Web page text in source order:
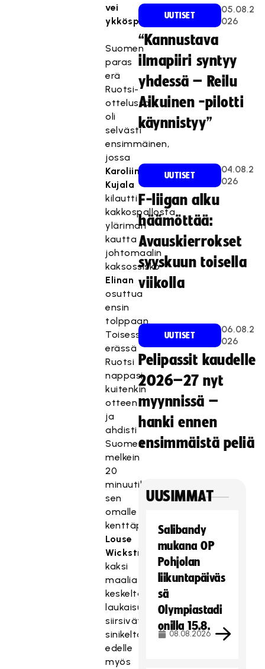
vei
ykköspaikan.
Suomen
paras
erä
Ruotsi-
ottelussa
oli
selvästi
ensimmäinen,
jossa
Karoliina
Kujala
kilautti
kakkospallosta
yläriman
kautta
johtomaalin
kaksossisko
Elinan
osuttua
ensin
tolppaan.
Toisessa
erässä
Ruotsi
nappasi
kuitenkin
otteen
ja
ahdisti
Suomen
melkein
20
minuutiksi
sen
omalle
kenttäpuoliskolle.
Louse
Wickströmin
kaksi
maalia
keskeltä
laukaisusektoria
siirsivät
sinikeltaiset
edelle
myös
UUTISET
05.08.2
026
“Kannustava
ilmapiiri syntyy
yhdessä – Reilu
Aikuinen -pilotti
käynnistyy”
UUTISET
04.08.2
026
F-liigan alku
häämöttää:
Avauskierrokset
syyskuun toisella
viikolla
UUTISET
06.08.2
026
Pelipassit kaudelle
2026–27 nyt
myynnissä –
hanki ennen
ensimmäistä peliä
UUSIMMAT
Salibandy
mukana OP
Pohjolan
liikuntapäiväs
sä
Olympiastadi
onilla 15.8.
08.08.2026